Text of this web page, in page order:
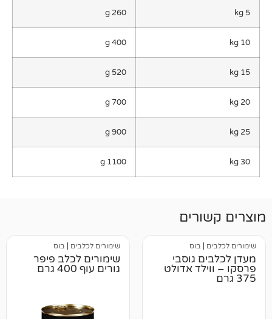
גוסבי
אדולט
שימורים לכלב פיפר
גורים עוף 400 גרם